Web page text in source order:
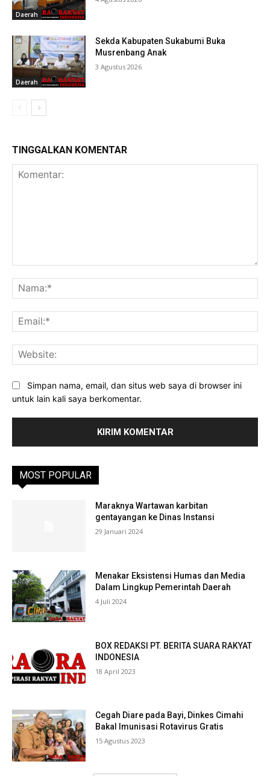
Daerah
Daerah
Sekda Kabupaten Sukabumi Buka
Musrenbang Anak
3 Agustus 2026
TINGGALKAN KOMENTAR
Simpan nama, email, dan situs web saya di browser ini
untuk lain kali saya berkomentar.
MOST POPULAR
Maraknya Wartawan karbitan
gentayangan ke Dinas Instansi
29 Januari 2024
Menakar Eksistensi Humas dan Media
Dalam Lingkup Pemerintah Daerah
4 Juli 2024
BOX REDAKSI PT. BERITA SUARA RAKYAT
INDONESIA
18 April 2023
Cegah Diare pada Bayi, Dinkes Cimahi
Bakal Imunisasi Rotavirus Gratis
15 Agustus 2023